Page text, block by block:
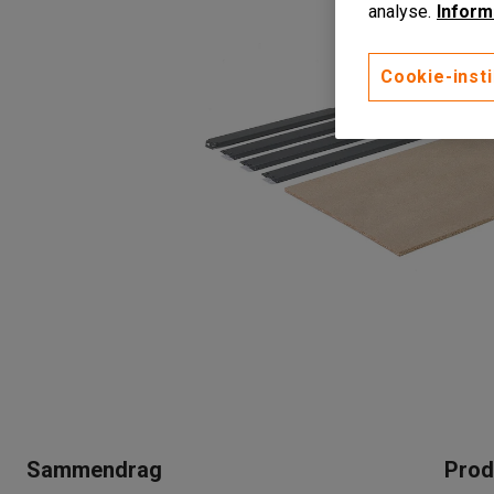
Sammendrag
analyse.
Cookie-